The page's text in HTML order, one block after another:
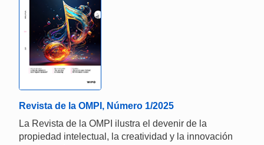
Revista de la OMPI, Número 1/2025
La Revista de la OMPI ilustra el devenir de la
propiedad intelectual, la creatividad y la innovación